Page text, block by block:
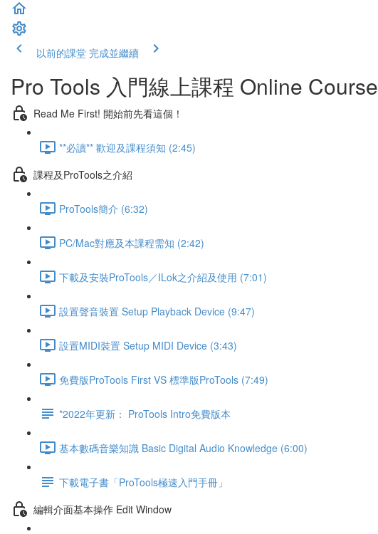
以前的課堂 完成並繼續
Pro Tools 入門線上課程 Online Course
Read Me First! 開始前先看這個！
**必讀** 歡迎及課程須知 (2:45)
課程及ProTools之介紹
ProTools簡介 (6:32)
PC/Mac對應及本課程需知 (2:42)
下載及安裝ProTools／ILok之介紹及使用 (7:01)
設置聲音裝置 Setup Playback Device (9:47)
設置MIDI裝置 Setup MIDI Device (3:43)
免費版ProTools First VS 標準版ProTools (7:49)
*2022年更新： ProTools Intro免費版本
基本數碼音樂知識 Basic Digital Audio Knowledge (6:00)
下載電子書「ProTools極速入門手冊」
編輯介面基本操作 Edit Window